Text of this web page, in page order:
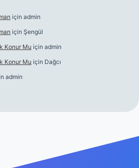
için admin
için Şengül
Konur Mu için admin
Konur Mu için Dağcı
admin